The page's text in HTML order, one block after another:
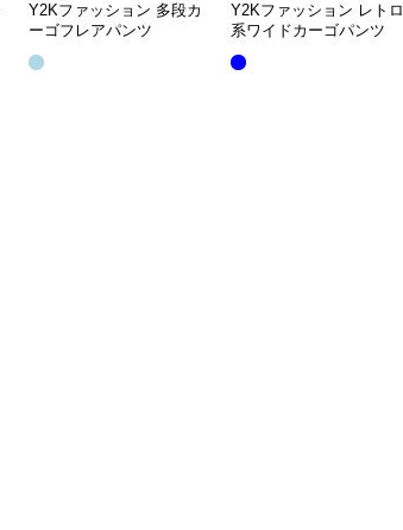
Y2Kファッション 多段カ
ーゴフレアパンツ
Y2Kファッション レトロ
系ワイドカーゴパンツ